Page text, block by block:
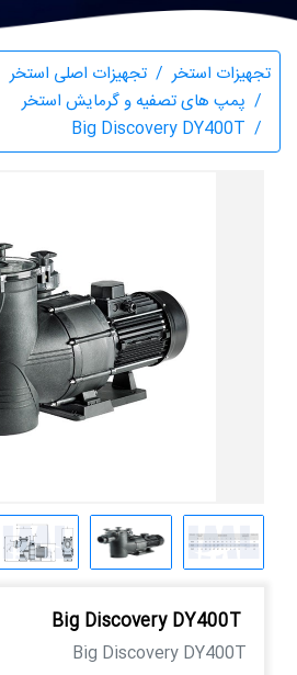
تجهیزات استخر
تجهیزات اصلی استخر
پمپ های تصفیه و گرمایش استخر
Big Discovery DY400T
Big Discovery DY400T
Big Discovery DY400T